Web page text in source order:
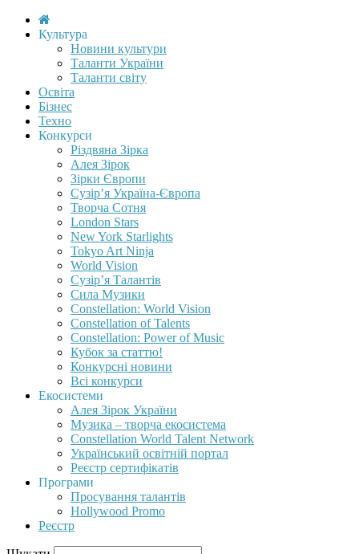
Культура
Новини культури
Таланти України
Таланти світу
Освіта
Бізнес
Техно
Конкурси
Різдвяна Зірка
Алея Зірок
Зірки Європи
Сузір’я Україна-Європа
Творча Сотня
London Stars
New York Starlights
Tokyo Art Ninja
World Vision
Сузір’я Талантів
Сила Музики
Constellation: World Vision
Constellation of Talents
Constellation: Power of Music
Кубок за статтю!
Конкурсні новини
Всі конкурси
Екосистеми
Алея Зірок України
Музика – творча екосистема
Constellation World Talent Network
Український освітній портал
Реєстр сертифікатів
Програми
Просування талантів
Hollywood Promo
Реєстр